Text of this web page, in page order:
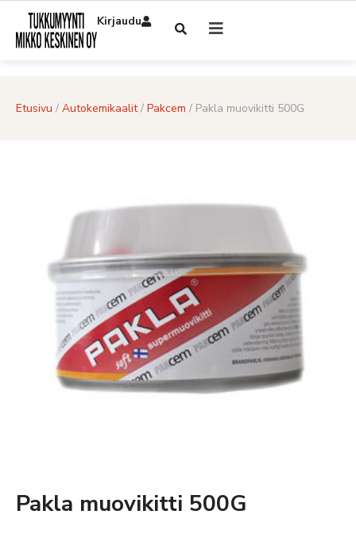
Kirjaudu
Etusivu / Autokemikaalit/ Pakcem / Pakla muovikitti 500G
Pakla muovikitti 500G